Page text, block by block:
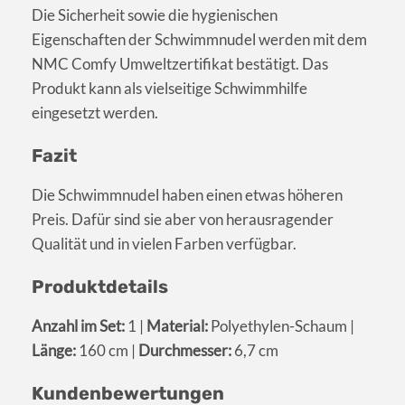
Die Sicherheit sowie die hygienischen
Eigenschaften der Schwimmnudel werden mit dem
NMC Comfy Umweltzertifikat bestätigt. Das
Produkt kann als vielseitige Schwimmhilfe
eingesetzt werden.
Fazit
Die Schwimmnudel haben einen etwas höheren
Preis. Dafür sind sie aber von herausragender
Qualität und in vielen Farben verfügbar.
Produktdetails
Anzahl im Set: 1 | Material:Polyethylen-Schaum |
Länge: 160 cm | Durchmesser:6,7 cm
Kundenbewertungen